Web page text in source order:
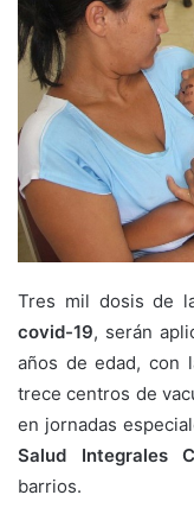
Tres mil dosis de
covid-19, serán
años de edad, con
trece centros de
en jornadas
Salud Integrales
barrios.